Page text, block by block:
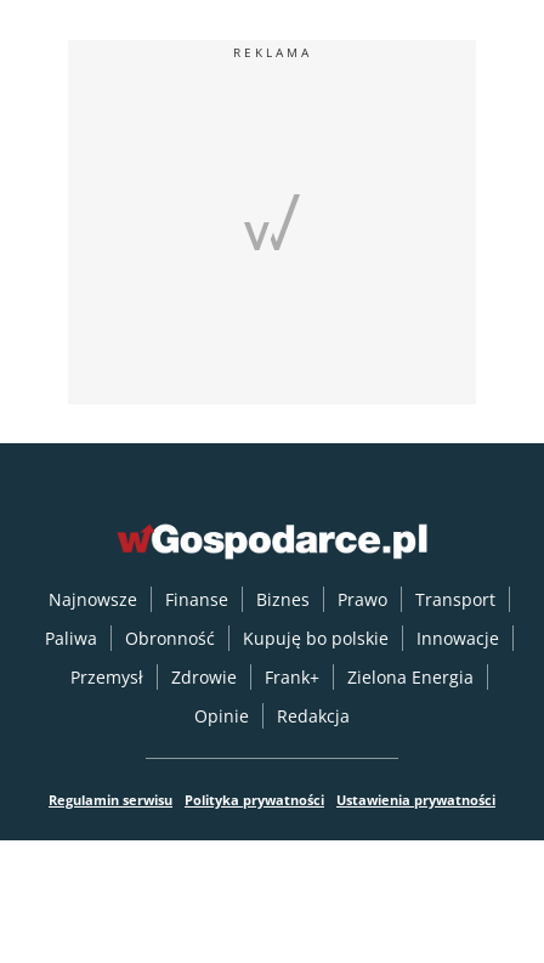
REKLAMA
Najnowsze Finanse Biznes Prawo
Transport
Paliwa
Obronność Kupuję bo polskie
Innowacje
Przemysł
Zdrowie Frank+
Zielona Energia
Opinie
Redakcja
Regulamin serwisu Polityka prywatności Ustawienia prywatności